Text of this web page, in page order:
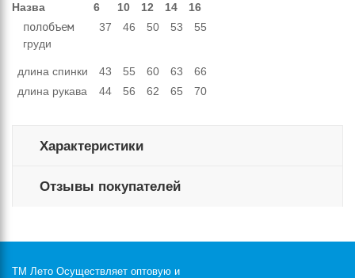
Назва 6 10 12 14
16
полобъем
груди
37 46 50 53 55
длина спинки 43 55 60 63
66
длина рукава
44 56 62 65 70
Характеристики
Отзывы покупателей
ТМ Лето Осуществляет оптовую и